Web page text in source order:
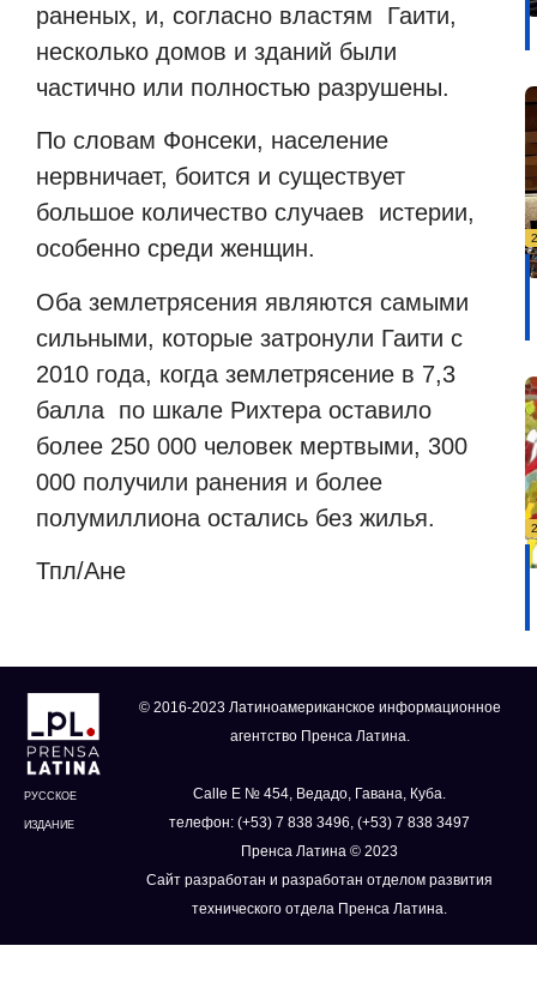
раненых, и, согласно властям
Гаити,
несколько домов и зданий были
частично или полностью разрушены.
По словам Фонсеки, население
нервничает, боится и существует
большое количество случаев
истерии,
особенно среди женщин.
Оба землетрясения являются самыми
сильными, которые затронули Гаити с
2010 года, когда землетрясение в 7,3
балла по шкале Рихтера оставило
более 250 000 человек мертвыми, 300
000 получили ранения и более
полумиллиона остались без жилья.
Тпл/Ане
РУССКОЕ
ИЗДАНИЕ
© 2016-2023 Латиноамериканское информационное
агентство Пренса Латина.
Calle E № 454, Ведадо, Гавана, Куба.
телефон: (+53) 7 838 3496, (+53) 7 838 3497
Пренса Латина © 2023
Сайт разработан и разработан отделом развития
технического отдела Пренса Латина.